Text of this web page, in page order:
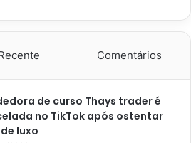
Comentários
de curso Thays trader é
no TikTok após ostentar
luxo